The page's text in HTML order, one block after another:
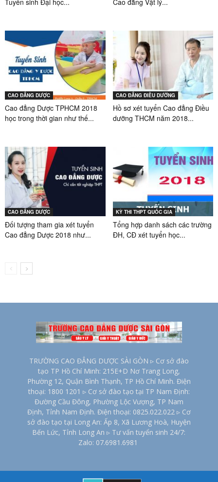
Tuyển sinh Đại học...
Cao đẳng Vật lý...
CAO ĐẲNG DƯỢC
Cao đẳng Dược TPHCM 2018
học trong thời gian như thế...
CAO ĐẲNG ĐIỀU DƯỠNG
Hồ sơ xét tuyển Cao đẳng Điều
dưỡng THCM năm 2018...
CAO ĐẲNG DƯỢC
Đối tượng tham gia xét tuyển
Cao đẳng Dược 2018 như...
KỲ THI THPT QUỐC GIA
Tổng hợp danh sách các trường
ĐH, CĐ xét tuyển học...
TRƯỜNG CAO ĐẲNG DƯỢC SÀI GÒN ▹ Cơ sở đào
tạo TP Hồ Chí Minh: 215E+D Nơ Trang Long,
Phường 12, Quận Bình Thạnh, TP Hồ Chí Minh. Điện
thoại: 1800 1201 ▹ Cơ sở đào tạo tại TP Nam Định:
Đường Cầu Đông, Phường Lộc Vượng, TP Nam
Định, Tỉnh Nam Định. Điện thoại: 0825.022.022 ▹ Cơ
sở đào tạo tại Long An: Ấp 8, Xã Lương Hoà, Huyện
Bến Lức, Tỉnh Long An ▹ Tư vấn tuyển sinh 24/7:
Zalo: 07.6981.6981